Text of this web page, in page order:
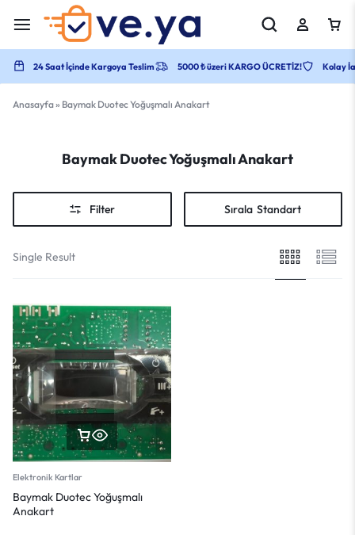
24 Saat İçinde Kargoya Teslim 5000 ₺ üzeri KARGO ÜCRETİZ! Kolay
Anasayfa» Baymak Duotec Yoğuşmalı Anakart
Baymak Duotec Yoğuşmalı Anakart
Filter Sırala Standart
Single Result
Elektronik Kartlar
Baymak Duotec Yoğuşmalı
Anakart